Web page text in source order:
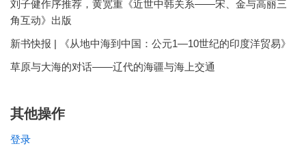
刘子健作序推荐，黄宽重《近世中韩关系——宋、金与高丽三
角互动》出版
新书快报 | 《从地中海到中国：公元1—10世纪的印度洋贸易》
草原与大海的对话——辽代的海疆与海上交通
其他操作
登录